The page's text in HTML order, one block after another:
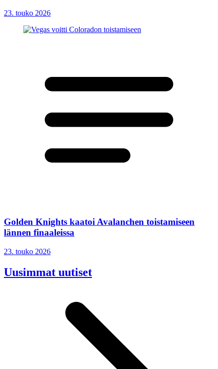
23. touko 2026
Golden Knights kaatoi Avalanchen toistamiseen
lännen finaaleissa
23. touko 2026
Uusimmat uutiset